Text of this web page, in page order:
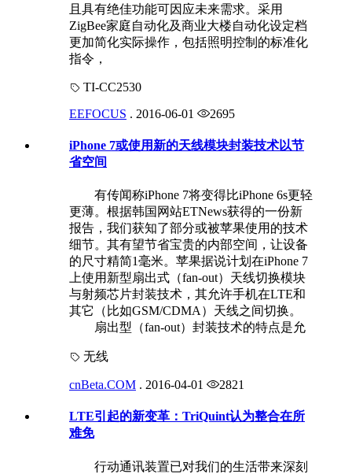
且具有绝佳功能可因应未来需求。采用
ZigBee家庭自动化及商业大楼自动化设定档
更加简化实际操作，包括照明控制的标准化
指令，
TI-CC2530
EEFOCUS . 2016-06-01 2695
iPhone 7或使用新的天线模块封装技术以节
省空间
有传闻称iPhone 7将变得比iPhone 6s更轻
更薄。根据韩国网站ETNews获得的一份新
报告，我们获知了部分或被苹果使用的技术
细节。其有望节省宝贵的内部空间，让设备
的尺寸精简1毫米。苹果据说计划在iPhone 7
上使用新型扇出式（fan-out）天线切换模块
与射频芯片封装技术，其允许手机在LTE和
其它（比如GSM/CDMA）天线之间切换。
扇出型（fan-out）封装技术的特点是允
无线
cnBeta.COM . 2016-04-01 2821
LTE引起的新变革：TriQuint认为整合在所
难免
行动通讯装置已对我们的生活带来深刻